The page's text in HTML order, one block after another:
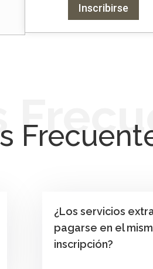
Inscribirse
¿Los servicios
pagarse en el
inscripción?